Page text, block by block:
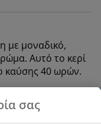
με μοναδικό,
Αυτό το κερί
καύσης 40 ωρών.